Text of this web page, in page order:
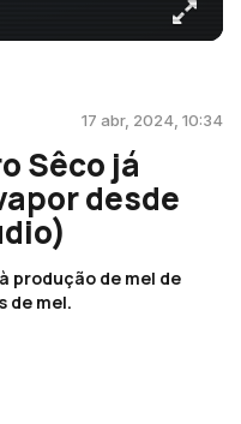
17 abr, 2024, 10:34
Sêco já
desde
produção de mel de
de mel.